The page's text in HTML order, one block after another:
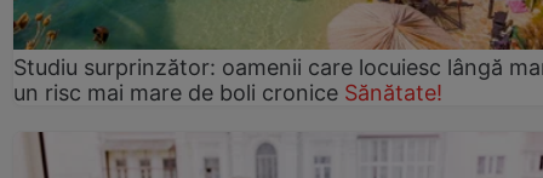
Studiu surprinzător: oamenii care locuiesc lângă
un risc mai mare de boli cronice Sănătate!